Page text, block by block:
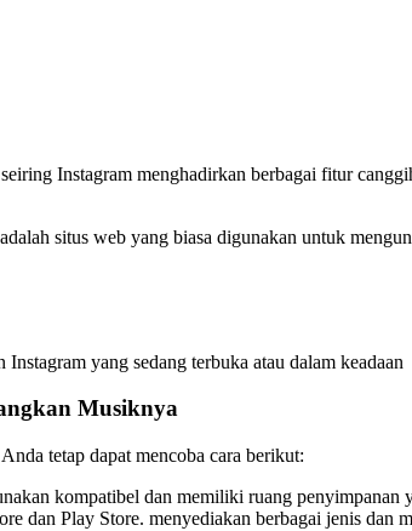
Instagram menghadirkan berbagai fitur
situs web yang biasa digunakan untuk
yang sedang terbuka atau dalam keadaan
Musiknya
tetap dapat mencoba cara berikut:
kompatibel dan memiliki ruang penyimpanan
dan Play Store. menyediakan berbagai jenis dan